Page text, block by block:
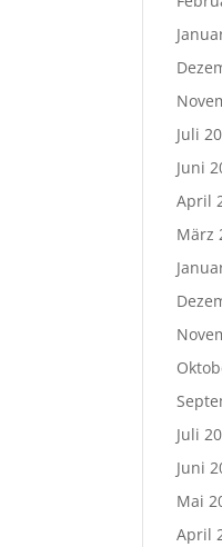
Juli
Juni
April
März
Juli
Juni
Mai
April